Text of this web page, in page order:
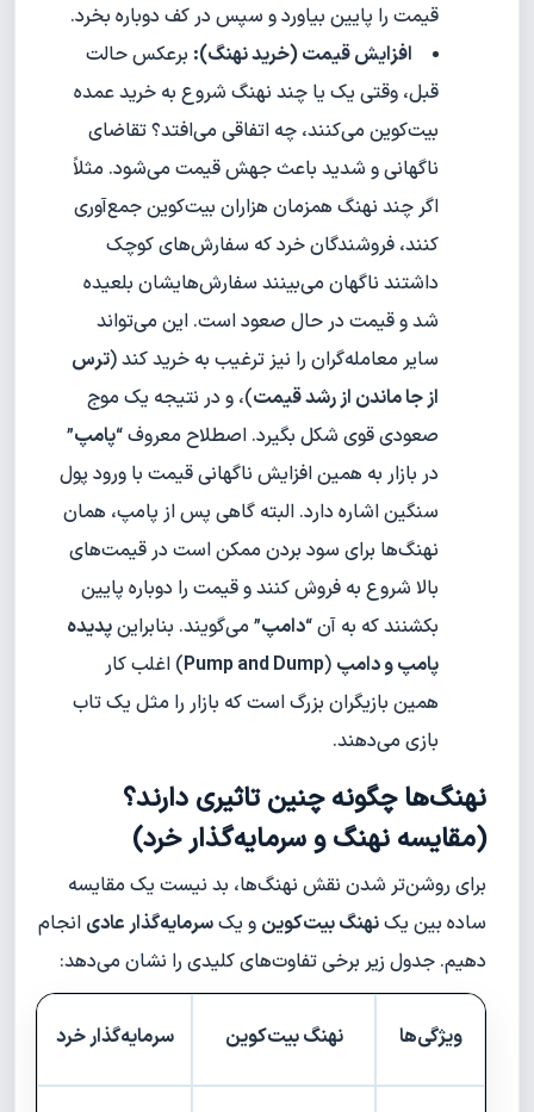
قیمت را پایین بیاورد و سپس در کف دوباره بخرد.
افزایش قیمت (خرید نهنگ): برعکس حالت
قبل، وقتی یک یا چند نهنگ شروع به خرید عمده
بیت‌کوین می‌کنند، چه اتفاقی می‌افتد؟ تقاضای
ناگهانی و شدید باعث جهش قیمت می‌شود. مثلاً
اگر چند نهنگ همزمان هزاران بیت‌کوین جمع‌آوری
کنند، فروشندگان خرد که سفارش‌های کوچک
داشتند ناگهان می‌بینند سفارش‌هایشان بلعیده
شد و قیمت در حال صعود است. این می‌تواند
سایر معامله‌گران را نیز ترغیب به خرید کند (ترس
از جا ماندن از رشد قیمت)، و در نتیجه یک موج
صعودی قوی شکل بگیرد. اصطلاح معروف “پامپ”
در بازار به همین افزایش ناگهانی قیمت با ورود پول
سنگین اشاره دارد. البته گاهی پس از پامپ، همان
نهنگ‌ها برای سود بردن ممکن است در قیمت‌های
بالا شروع به فروش کنند و قیمت را دوباره پایین
بکشنند که به آن “دامپ” می‌گویند. بنابراینپدیده
پامپ و دامپ (
Pump and Dump) اغلب کار
همین بازیگران بزرگ است که بازار را مثل یک تاب
بازی می‌دهند.
نهنگ‌ها چگونه چنین تاثیری دارند؟
(مقایسه نهنگ و سرمایه‌گذار خرد)
برای روشن‌تر شدن نقش نهنگ‌ها، بد نیست یک مقایسه
ساده بین یکنهنگ بیت‌کوین و یکسرمایه‌گذار عادی انجام
دهیم. جدول زیر برخی تفاوت‌های کلیدی را نشان می‌دهد:
ویژگی‌ها نهنگ بیت‌کوین سرمایه‌گذار خرد